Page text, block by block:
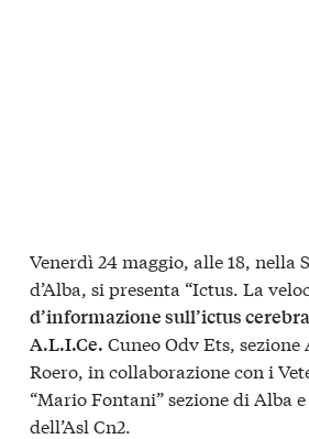
Venerdì 24 maggio, alle 18, nella
d’Alba, si presenta “Ictus. La
d’informazione sull’ictus
A.L.I.Ce. Cuneo Odv Ets,
Roero, in collaborazione con i
“Mario Fontani” sezione di Alba
dell’Asl Cn2.